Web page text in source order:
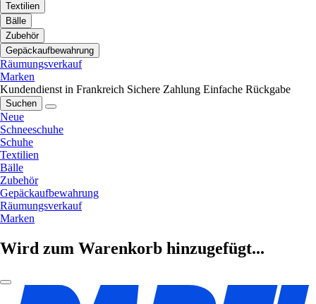
Textilien
Bälle
Zubehör
Gepäckaufbewahrung
Räumungsverkauf
Marken
Kundendienst in Frankreich Sichere Zahlung Einfache Rückgabe
Suchen
Neue
Schneeschuhe
Schuhe
Textilien
Bälle
Zubehör
Gepäckaufbewahrung
Räumungsverkauf
Marken
Wird zum Warenkorb hinzugefügt...